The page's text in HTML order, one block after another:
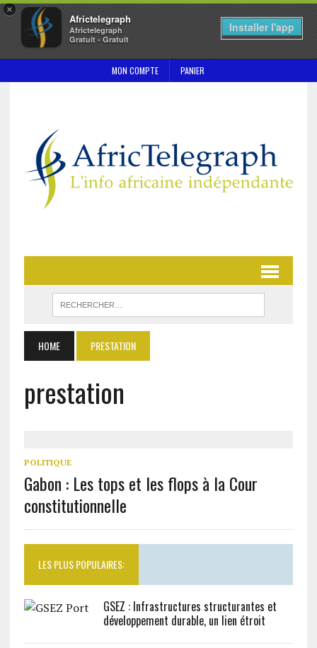
×
Africtelegraph
Africtelegraph
Gratuit - Gratuit
Installer l'app
MON COMPTE PANIER
HOME PRESTATION
prestation
POLITIQUE
Gabon : Les tops et les flops à la Cour
constitutionnelle
LES PLUS POPULAIRES:
GSEZ : Infrastructures structurantes et
développement durable, un lien étroit